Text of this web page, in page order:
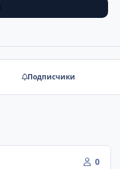
Подписчики
0